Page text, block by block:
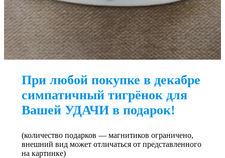
При любой покупке в декабре
симпатичный тигрёнок для
Вашей УДАЧИ в подарок!
(количество подарков — магнитиков ограничено,
внешний вид может отличаться от представленного
на картинке)